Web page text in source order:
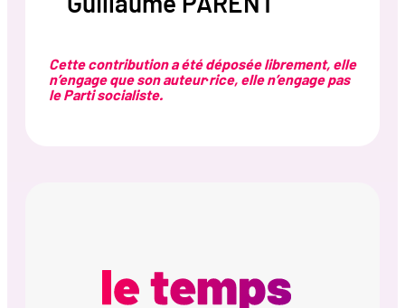
Guillaume PARENT
Cette contribution a été déposée librement, elle
n’engage que son auteur·rice, elle n’engage pas
le Parti socialiste.